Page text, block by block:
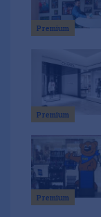
Premium
Premium
Premium